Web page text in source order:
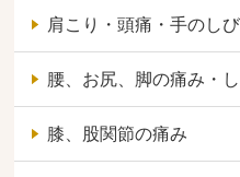
肩こり・頭痛・手のし
腰、お尻、脚の痛み・
膝、股関節の痛み